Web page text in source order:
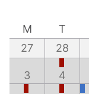
M
T
27
28
3 4